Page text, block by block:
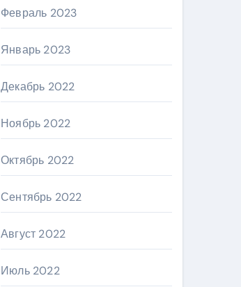
Февраль 2023
Январь 2023
Декабрь 2022
Ноябрь 2022
Октябрь 2022
Сентябрь 2022
Август 2022
Июль 2022